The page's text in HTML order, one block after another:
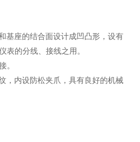
基座的结合面设计成凹凸形，设有
表的分线、接线之用。
接。
内设防松夹爪，具有良好的机械